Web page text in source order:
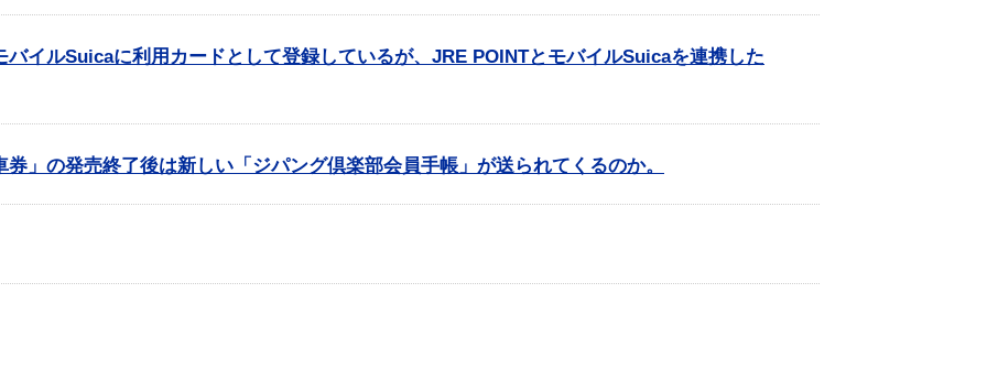
イルSuicaに利用カードとして登録しているが、JRE POINTとモバイルSuicaを連携した
」の発売終了後は新しい「ジパング倶楽部会員手帳」が送られてくるのか。